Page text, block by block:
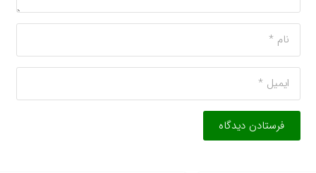
فرستادن دیدگاه